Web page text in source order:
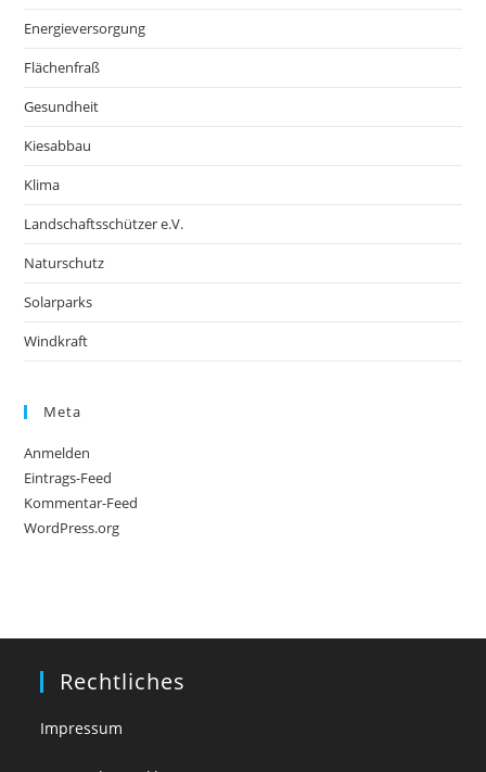
Energieversorgung
Flächenfraß
Gesundheit
Kiesabbau
Klima
Landschaftsschützer e.V.
Naturschutz
Solarparks
Windkraft
Meta
Anmelden
Eintrags-Feed
Kommentar-Feed
WordPress.org
Rechtliches
Impressum